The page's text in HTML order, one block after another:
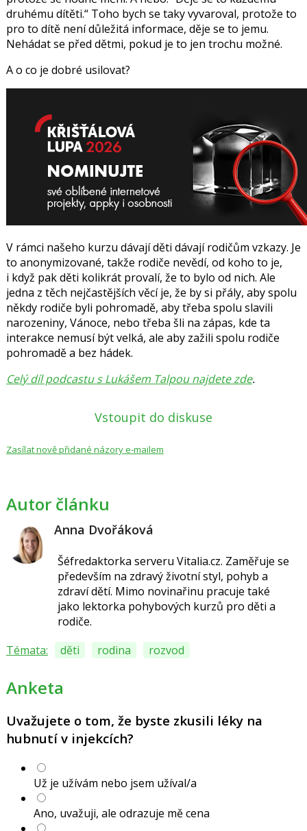
druhému dítěti.“ Toho bych se taky vyvaroval, protože to
pro to dítě není důležitá informace, děje se to jemu.
Nehádat se před dětmi, pokud je to jen trochu možné.
A o co je dobré usilovat?
V rámci našeho kurzu dávají děti dávají rodičům vzkazy. Je
to anonymizované, takže rodiče nevědí, od koho to je,
i když pak děti kolikrát provalí, že to bylo od nich. Ale
jedna z těch nejčastějších věcí je, že by si přály, aby spolu
někdy rodiče byli pohromadě, aby třeba spolu slavili
narozeniny, Vánoce, nebo třeba šli na zápas, kde ta
interakce nemusí být velká, ale aby zažili spolu rodiče
pohromadě a bez hádek.
Celý díl podcastu s Lukášem Talpou najdete zde.
Vstoupit do diskuse
Zasílat nově přidané názory e-mailem
Autor článku
Anna Dvořáková
Šéfredaktorka serveru Vitalia.cz. Zaměřuje se
především na zdravý životní styl, pohyb a
zdraví dětí. Mimo novinařinu pracuje také
jako lektorka pohybových kurzů pro děti a
rodiče.
Témata:
děti rodina rozvod
Anketa
Uvažujete o tom, že byste zkusili léky na
hubnutí v injekcích?
Už je užívám nebo jsem užíval/a
Ano, uvažuji, ale odrazuje mě cena